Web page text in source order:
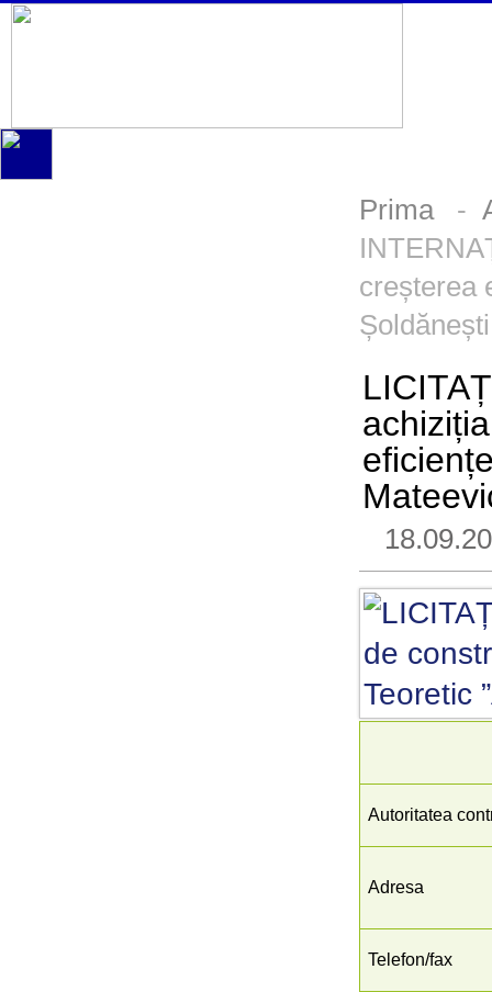
Prima-
creșterea
Autoritatea
Adresa
Telefon/fax